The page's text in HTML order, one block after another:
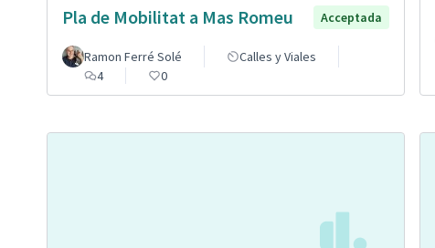
Pla de Mobilitat a Mas Romeu Acceptada
Ramon Ferré Solé
Calles y Viales
4
0